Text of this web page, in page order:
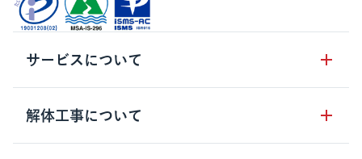
サービスについて
サービスの流れ
サービスのメリット
解体工事について